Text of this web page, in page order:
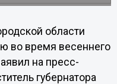
области
во время весеннего
на пресс-
губернатора